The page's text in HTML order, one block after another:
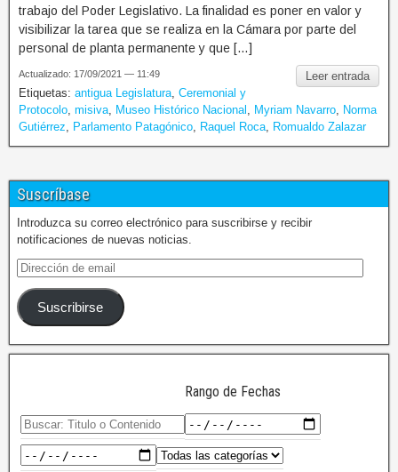
trabajo del Poder Legislativo. La finalidad es poner en valor y
visibilizar la tarea que se realiza en la Cámara por parte del
personal de planta permanente y que […]
Leer entrada
Actualizado: 17/09/2021 — 11:49
Etiquetas: antigua Legislatura Ceremonial y
Protocolo misiva Museo Histórico Nacional Myriam Navarro
Norma
Gutiérrez
Parlamento Patagónico Raquel Roca Romualdo Zalazar
Suscríbase
Introduzca su correo electrónico para suscribirse y recibir
notificaciones de nuevas noticias.
Suscribirse
Rango de Fechas